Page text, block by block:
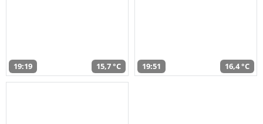
19:19 15,7 °C 19:51 16,4 °C